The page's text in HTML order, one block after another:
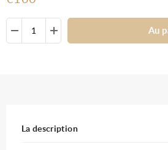
Au
La description